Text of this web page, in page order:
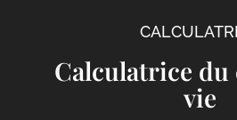
Calculatrice du
vie